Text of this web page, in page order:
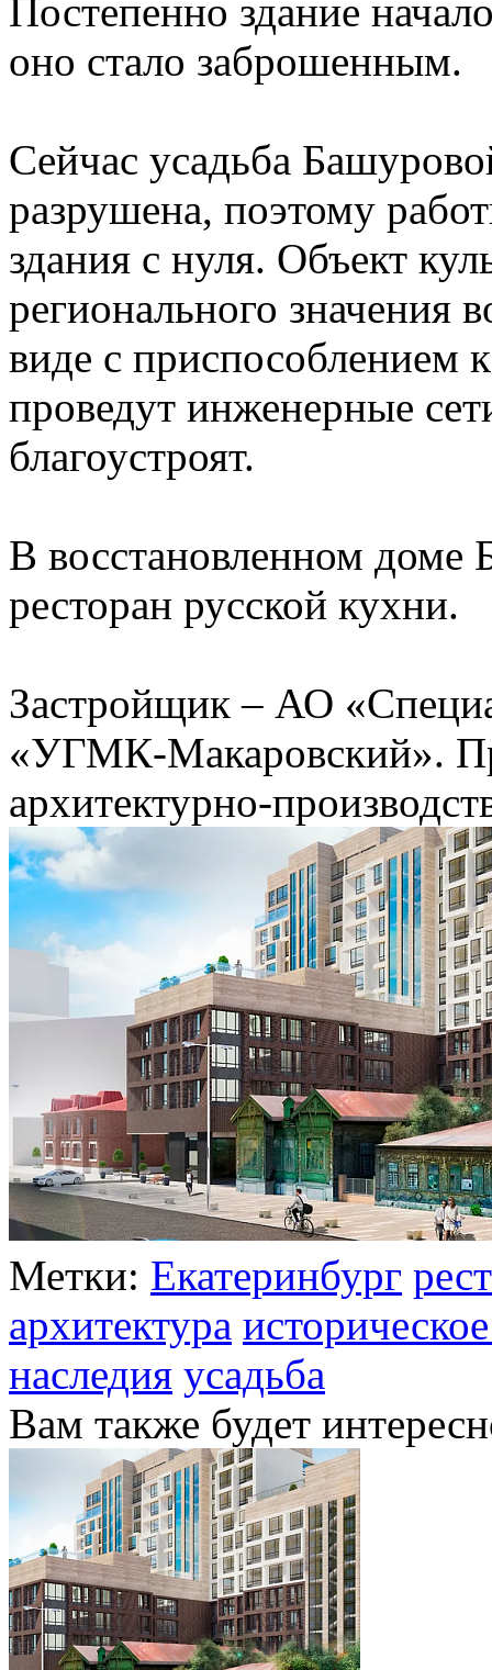
Постепенно здание
оно стало заброшенным.
Сейчас усадьба
разрушена, поэтому
здания с нуля. Объект
регионального значения
виде с приспособлением
проведут инженерные
благоустроят.
В восстановленном доме
ресторан русской кухни.
Застройщик – АО
«УГМК-Макаровский».
архитектурно-
Метки: Екатеринбург
архитектура
наследия усадьба
Вам также будет